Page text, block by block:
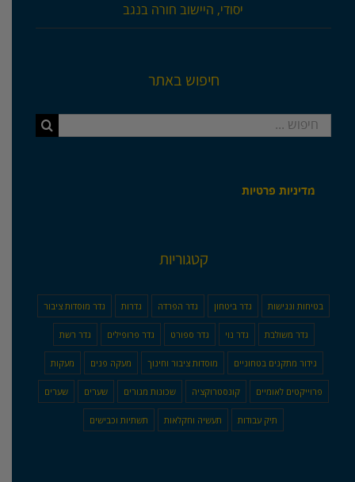
יסודי, היישוב חורה בנגב
חיפוש באתר
חיפוש...
מדיניות פרטיות
קטגוריות
בטיחות ונגישות גדר ביטחון גדר הפרדה גדרות גדר מוסדות ציבור
גדר משולבת גדר נוי גדר ספורט גדר פרופילים גדר רשת
גידור מתקנים בטחוניים מוסדות ציבור וחינוך מעקה פנים מעקות
פרוייקטים לאומיים קונסטרוקציה שכונות מגורים שערים שערים
תיק עבודות תעשיה וחקלאות תשתיות וכבישים